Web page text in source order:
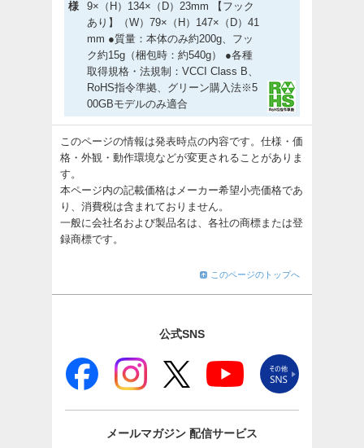
様
9×（H）134×（D）23mm 【フック
あり】（W）79×（H）147×（D）41
mm ●質量：本体のみ約200g、フッ
ク約15g（梱包時：約540g） ●各種
取得規格・法規制：VCCI Class B、
RoHS指令準拠、グリーン購入法※5
00GBモデルのみ適合
このページの情報は発表時点の内容です。仕様・価
格・外観・動作環境などが変更されることがありま
す。
本ページ内の記載価格はメーカー希望小売価格であ
り、消費税は含まれておりません。
一般に会社名および製品名は、各社の商標または登
録商標です。
このページのトップへ
公式SNS
メールマガジン 配信サービス